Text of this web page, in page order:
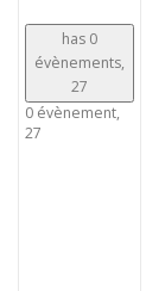
has 0
évènements,
27
0 évènement,
27